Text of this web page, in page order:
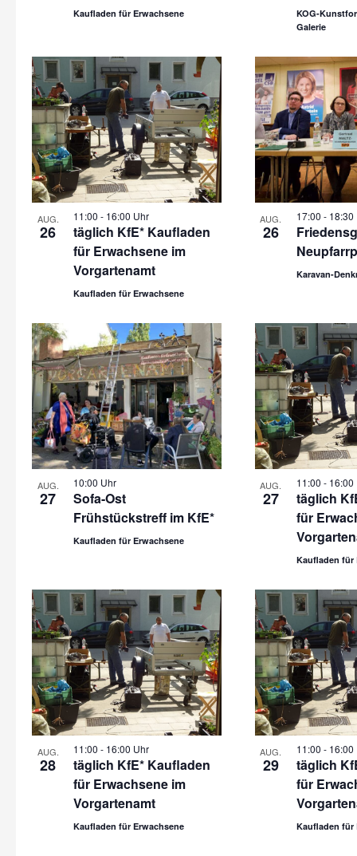
Kaufladen für Erwachsene
KOG-
Galerie
AUG.
26
11:00 - 16:00 Uhr
täglich KfE* Kaufladen
für Erwachsene im
Vorgartenamt
Kaufladen für Erwachsene
AUG.
26
17:00 - 18:30
Karavan-
AUG.
27
10:00 Uhr
Sofa-Ost
Frühstückstreff im KfE*
Kaufladen für Erwachsene
AUG.
27
11:00 - 16:00
täglich
für
Kaufladen für
AUG.
28
11:00 - 16:00 Uhr
täglich KfE* Kaufladen
für Erwachsene im
Vorgartenamt
Kaufladen für Erwachsene
AUG.
29
11:00 - 16:00
täglich
für
Kaufladen für